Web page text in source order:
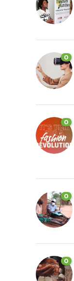
0
0
0
0